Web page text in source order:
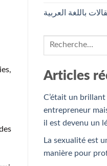
باللغة العربية
Articles
C’était un brillant
entrepreneur
il est devenu un
La sexualité est
manière pour